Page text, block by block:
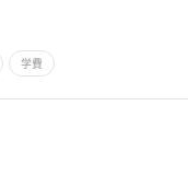
学費